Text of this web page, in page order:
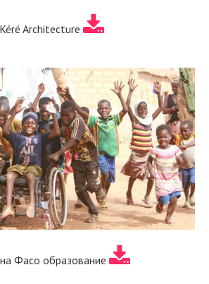
Kéré Architecture
Фасо образование